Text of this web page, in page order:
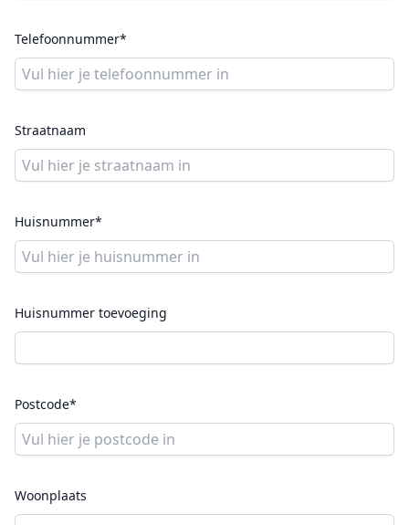
Telefoonnummer*
Straatnaam
Huisnummer*
Huisnummer toevoeging
Postcode*
Woonplaats